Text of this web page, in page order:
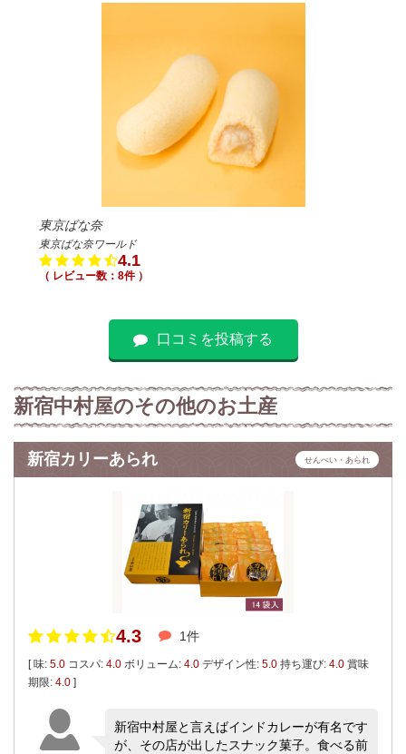
東京ばな奈
東京ばな奈ワールド
4.1
（ レビュー数：8件 ）
口コミを投稿する
新宿中村屋のその他のお土産
新宿カリーあられ せんべい・あられ
4.3 1件
[ 味: 5.0 コスパ: 4.0 ボリューム: 4.0 デザイン性: 5.0 持ち運び: 4.0 賞味
期限: 4.0 ]
新宿中村屋と言えばインドカレーが有名です
が、その店が出したスナック菓子。食べる前